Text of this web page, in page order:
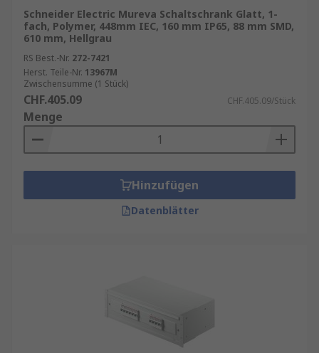
Schneider Electric Mureva Schaltschrank Glatt, 1-
fach, Polymer, 448mm IEC, 160 mm IP65, 88 mm SMD,
610 mm, Hellgrau
RS Best.-Nr. 272-7421
Herst. Teile-Nr. 13967M
Zwischensumme (1 Stück)
CHF.405.09 CHF.405.09/Stück
Menge
Hinzufügen
Datenblätter